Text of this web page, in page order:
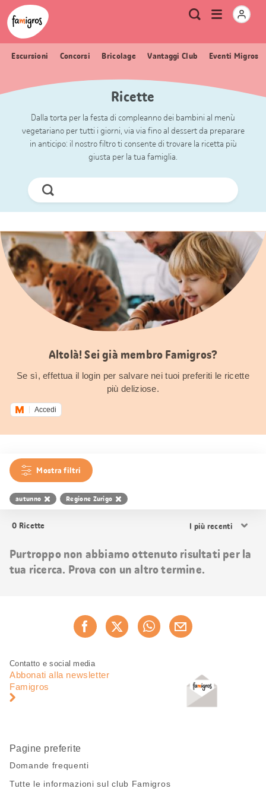
Navigazione
segnalibri
Header
Logo Metanavigazione
Ricerca
Apri
menu
Escursioni Concorsi Bricolage Vantaggi Club Eventi Migros
Ricette
Dalla torta per la festa di compleanno dei bambini al menù
vegetariano per tutti i giorni, via via fino al dessert da preparare
in anticipo: il nostro filtro ti consente di trovare la ricetta più
giusta per la tua famiglia.
Cerca
ora
Altolà! Sei già membro Famigros?
Se sì, effettua il login per salvare nei tuoi preferiti le ricette
più deliziose.
Accedi
Mostra filtri
autunno Regione Zurigo
0 Ricette
i
Purtroppo non abbiamo ottenuto risultati per la
tua ricerca. Prova con un altro termine.
Consiglia ora
Piè
pagina
Navigazione
pagina
Contatto e social media
Abbonati alla newsletter
Famigros
Pagine preferite
Domande frequenti
Tutte le informazioni sul club Famigros